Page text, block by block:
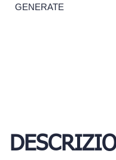
GENERATE